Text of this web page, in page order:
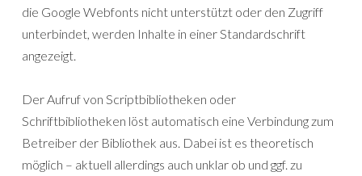
die Google Webfonts nicht unterstützt oder den Zugriff
unterbindet, werden Inhalte in einer Standardschrift
angezeigt.
Der Aufruf von Scriptbibliotheken oder
Schriftbibliotheken löst automatisch eine Verbindung zum
Betreiber der Bibliothek aus. Dabei ist es theoretisch
möglich – aktuell allerdings auch unklar ob und ggf. zu